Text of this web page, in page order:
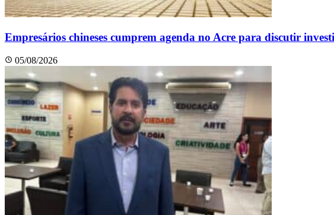
Empresários chineses cumprem agenda no Acre para discutir
05/08/2026